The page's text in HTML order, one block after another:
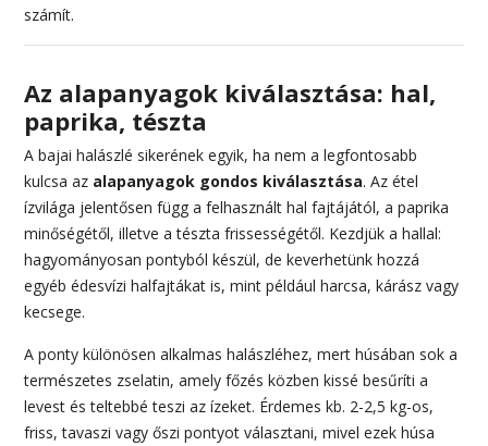
számít.
Az alapanyagok kiválasztása: hal,
paprika, tészta
A bajai halászlé sikerének egyik, ha nem a legfontosabb
kulcsa az alapanyagok gondos kiválasztása. Az étel
ízvilága jelentősen függ a felhasznált hal fajtájától, a paprika
minőségétől, illetve a tészta frissességétől. Kezdjük a hallal:
hagyományosan pontyból készül, de keverhetünk hozzá
egyéb édesvízi halfajtákat is, mint például harcsa, kárász vagy
kecsege.
A ponty különösen alkalmas halászléhez, mert húsában sok a
természetes zselatin, amely főzés közben kissé besűríti a
levest és teltebbé teszi az ízeket. Érdemes kb. 2-2,5 kg-os,
friss, tavaszi vagy őszi pontyot választani, mivel ezek húsa